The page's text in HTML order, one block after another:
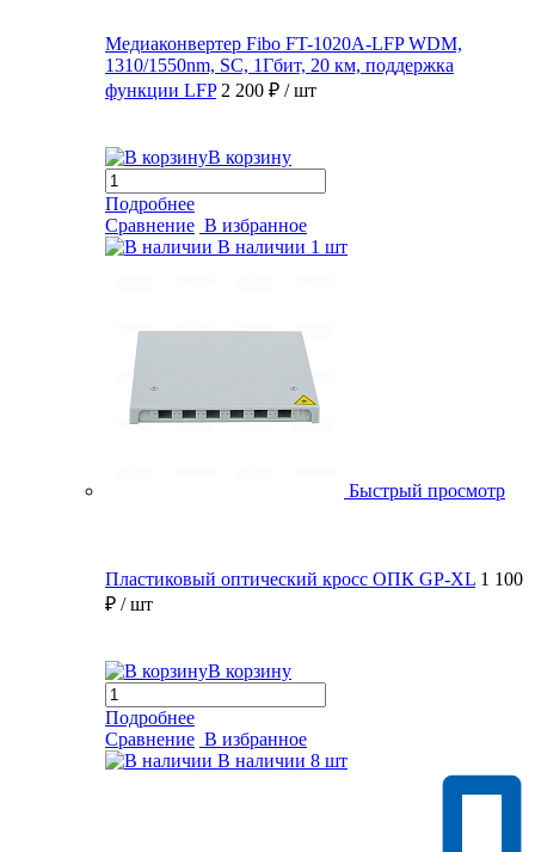
Медиаконвертер Fibo FT-1020A-LFP WDM,
1310/1550nm, SC, 1Гбит, 20 км, поддержка
функции LFP 2 200 ₽ / шт
В корзину
Подробнее
Сравнение В избранное
В наличии 1 шт
Быстрый просмотр
Пластиковый оптический кросс ОПК GP-XL 1 100
₽ / шт
В корзину
Подробнее
Сравнение В избранное
В наличии 8 шт